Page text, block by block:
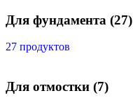
Для фундамента (27)
27 продуктов
Для отмостки (7)